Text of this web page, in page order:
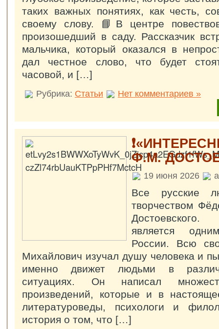
таких важных понятиях, как честь,
своему слову. 📘В центре
произошедший в саду. Рассказчик
мальчика, который оказался в
дал честное слово, что будет
часовой, и […]
Рубрика: Статьи Нет комментариев »
Ф.М.
19 июня 2026
Все русские
творчеством
является
России. Всю
Михайлович изучал душу человека и
именно движет людьми в
ситуациях. Он написал
произведений, которые и в
литературоведы, психологи и
история о том, что […]